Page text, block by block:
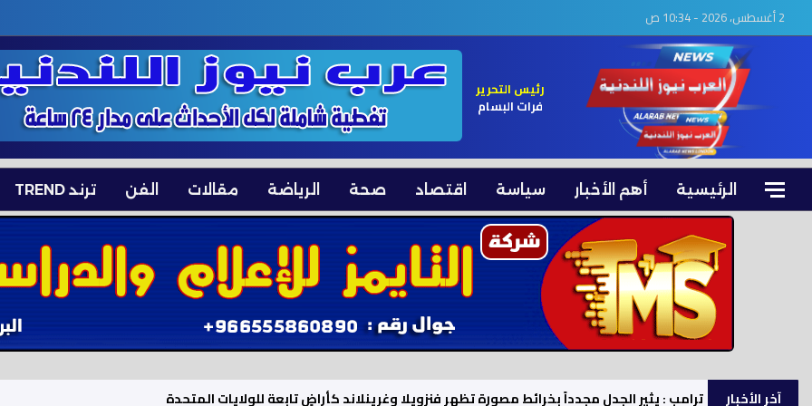
2 أغسطس، 2026 - 10:34 ص
رئيس التحرير
فرات البسام
الرئيسية أهم الأخبار سياسة اقتصاد صحة الرياضة مقالات الفن ترند TREND
آخر الأخبار الدفاعات الروسية تعلن إسقاط 112 مسيرة أوكرانية فوق كورسك